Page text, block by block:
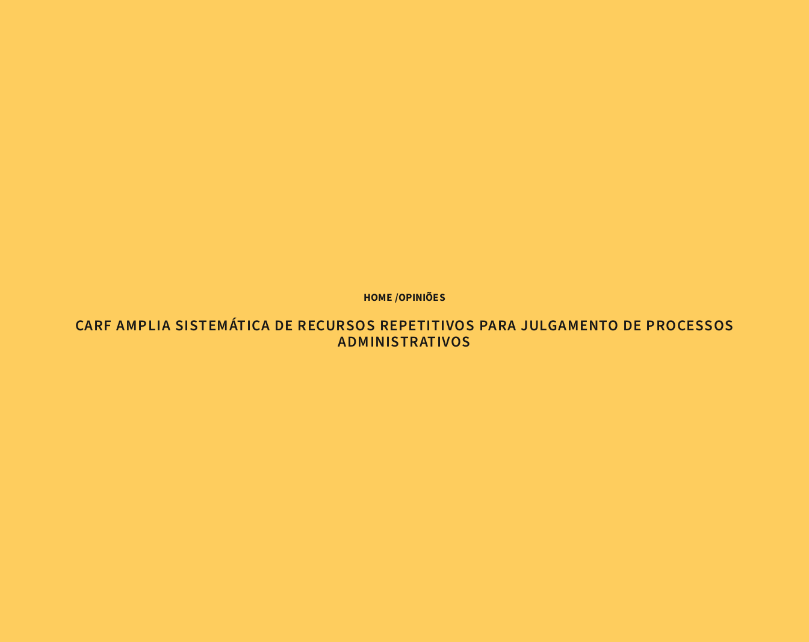
HOME /OPINIÕES
CARF AMPLIA SISTEMÁTICA DE RECURSOS REPETITIVOS PARA JULGAMENTO DE PROCESSOS
ADMINISTRATIVOS